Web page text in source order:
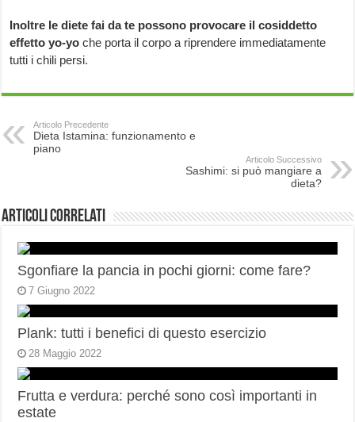
Inoltre le diete fai da te possono provocare il cosiddetto
effetto yo-yo che porta il corpo a riprendere immediatamente
tutti i chili persi.
Articolo Precedente
Dieta Istamina: funzionamento e
piano
Articolo Successivo
Sashimi: si può mangiare a
dieta?
Articoli correlati
Sgonfiare la pancia in pochi giorni: come fare?
7 Giugno 2022
Plank: tutti i benefici di questo esercizio
28 Maggio 2022
Frutta e verdura: perché sono così importanti in
estate